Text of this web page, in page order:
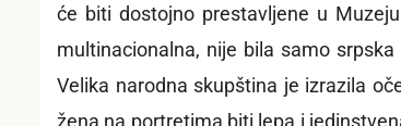
će biti dostojno prestavljene u
multinacionalna, nije bila samo
Velika narodna skupština je izrazila